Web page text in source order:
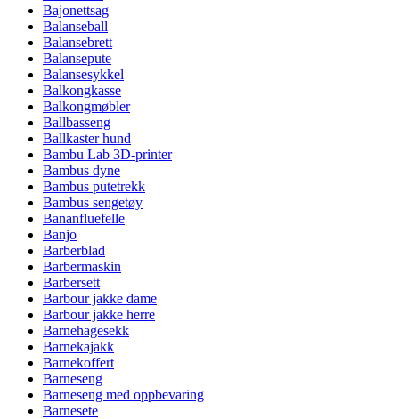
Bajonettsag
Balanseball
Balansebrett
Balansepute
Balansesykkel
Balkongkasse
Balkongmøbler
Ballbasseng
Ballkaster hund
Bambu Lab 3D-printer
Bambus dyne
Bambus putetrekk
Bambus sengetøy
Bananfluefelle
Banjo
Barberblad
Barbermaskin
Barbersett
Barbour jakke dame
Barbour jakke herre
Barnehagesekk
Barnekajakk
Barnekoffert
Barneseng
Barneseng med oppbevaring
Barnesete